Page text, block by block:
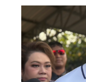
ประชาชนที่ตลาดเช้า
แม่ค้า และประชาชน